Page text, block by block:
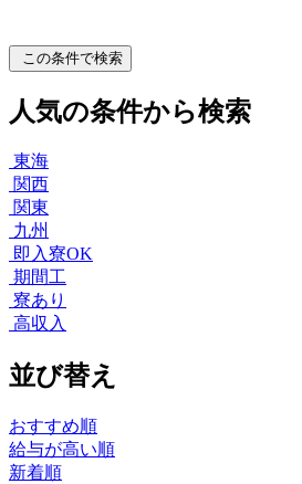
この条件で検索
人気の条件から検索
東海
関西
関東
九州
即入寮OK
期間工
寮あり
高収入
並び替え
おすすめ順
給与が高い順
新着順